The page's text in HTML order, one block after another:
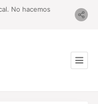
No hacemos